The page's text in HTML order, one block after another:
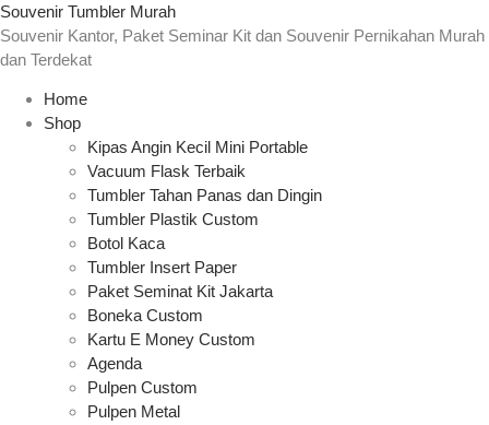
Souvenir Tumbler Murah
Souvenir Kantor, Paket Seminar Kit dan Souvenir Pernikahan Murah
dan Terdekat
Home
Shop
Kipas Angin Kecil Mini Portable
Vacuum Flask Terbaik
Tumbler Tahan Panas dan Dingin
Tumbler Plastik Custom
Botol Kaca
Tumbler Insert Paper
Paket Seminat Kit Jakarta
Boneka Custom
Kartu E Money Custom
Agenda
Pulpen Custom
Pulpen Metal